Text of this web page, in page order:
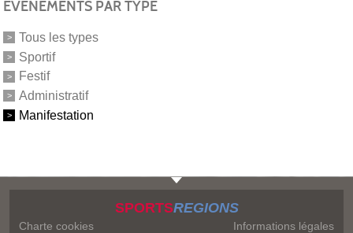
ÉVÉNEMENTS PAR TYPE
Tous les types
Sportif
Festif
Administratif
Manifestation
SPORTSREGIONS
Charte cookies
Informations légales